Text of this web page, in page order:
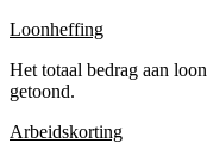
Loonheffing
Het totaal bedrag aan
getoond.
Arbeidskorting